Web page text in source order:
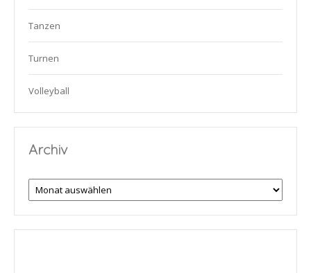
Tanzen
Turnen
Volleyball
Archiv
Archiv